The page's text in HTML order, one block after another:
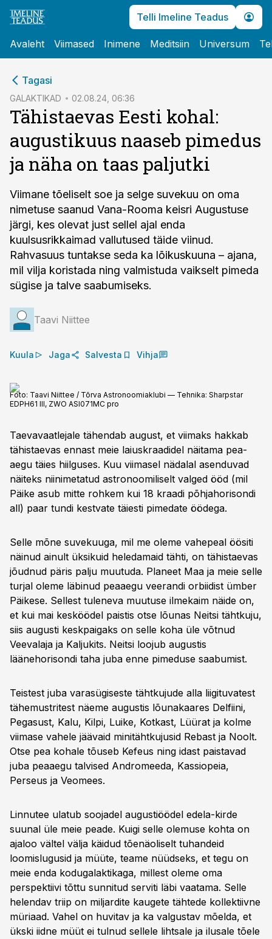
Telli Imeline Teadus
Avaleht Viimased Inimene Meditsiin Universum
Tagasi
GALAKTIKAD 02.08.24, 06:36
Tähistaevas Eesti kohal:
augustikuus naaseb pimedus
ja näha on taas paljutki
Viimane tõeliselt soe ja selge suvekuu on oma
nimetuse saanud Vana-Rooma keisri Augustuse
järgi, kes olevat just sellel ajal enda
kuulsusrikkaimad vallutused täide viinud.
Rahvasuus tuntakse seda ka lõikuskuuna – ajana,
mil vilja koristada ning valmistuda vaikselt pimeda
sügise ja talve saabumiseks.
Taavi Niittee
Kuula Jaga Salvesta Vihja
Foto: Taavi Niittee / Tõrva Astronoomiaklubi — Tehnika: Sharpstar
EDPH61 III, ZWO ASI071MC pro
Taevavaatlejale tähendab august, et viimaks hakkab
tähistaevas ennast meie laiuskraadidel näitama pea­
aegu täies hiilguses. Kuu viimasel nädalal asenduvad
näiteks nii­nimetatud astronoomiliselt valged ööd (mil
Päike asub mitte rohkem kui 18 kraadi põhja­horisondi
all) paar tundi kestvate täiesti pimedate öödega.
Selle mõne suvekuuga, mil me oleme vahe­peal öösiti
näinud ainult üksikuid heledamaid tähti, on tähistaevas
jõudnud päris palju muutuda. Planeet Maa ja meie selle
turjal oleme läbinud peaaegu veerandi orbiidist ümber
Päikese. Sellest tuleneva muutuse ilmekaim näide on,
et kui mai kesköödel paistis otse lõunas Neitsi tähtkuju,
siis augusti keskpaigaks on selle koha üle võtnud
Veevalaja ja Kaljukits. Neitsi loojub augustis
läänehorisondi taha juba enne pimeduse saabumist.
Teistest juba varasügiseste tähtkujude alla liigituvatest
tähemustritest näeme augustis lõunakaares Delfiini,
Pegasust, Kalu, Kilpi, Luike, Kotkast, Lüürat ja kolme
viimase vahele jäävaid minitähtkujusid Rebast ja Noolt.
Otse pea kohale tõuseb Kefeus ning idast paistavad
juba peaaegu talvised Andromeeda, Kassiopeia,
Perseus ja Veomees.
Linnutee ulatub soojadel augustiöödel edela-kirde
suunal üle meie peade. Kuigi selle olemuse kohta on
ajaloo vältel välja käidud tõenäoliselt tuhandeid
loomislugusid ja müüte, teame nüüdseks, et tegu on
meie enda kodu­galaktikaga, millest oleme oma
perspektiivi tõttu sunnitud serviti läbi vaatama. Selle
helendav triip on miljardite kaugete tähtede kollektiivne
müriaad. Vahel on huvitav ja ka valgustav mõelda, et
ükski iidne müüt ei tulnud sellele lihtsale ja ilusale tõele